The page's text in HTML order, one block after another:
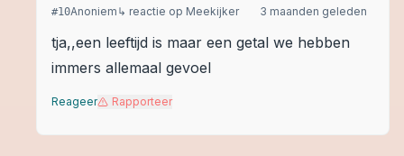
#10Anoniem ↳ reactie op Meekijker 3 maanden geleden
tja,,een leeftijd is maar een getal we hebben
immers allemaal gevoel
Reageer Rapporteer